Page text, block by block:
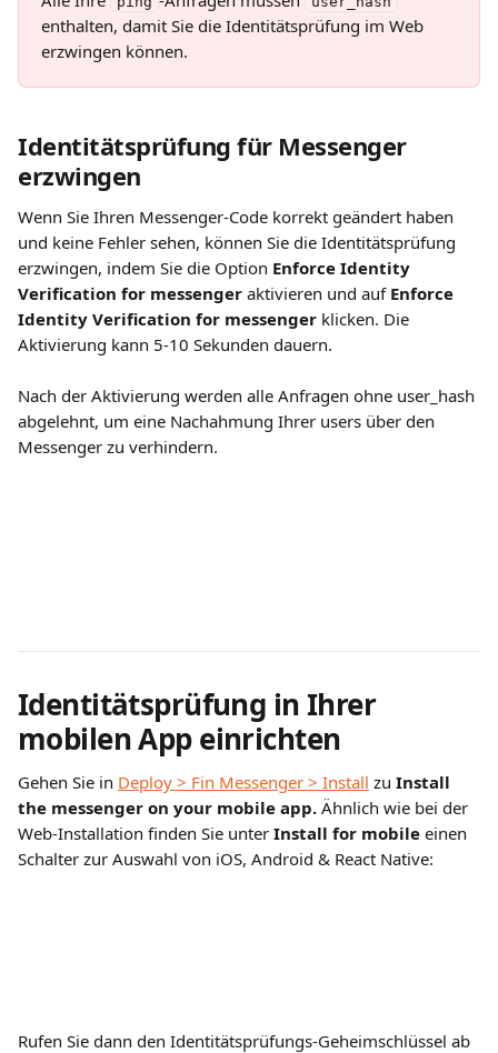
enthalten, damit Sie die Identitätsprüfung im Web
erzwingen können.
Identitätsprüfung für Messenger
erzwingen
Wenn Sie Ihren Messenger-Code korrekt geändert haben
und keine Fehler sehen, können Sie die Identitätsprüfung
erzwingen, indem Sie die Option Enforce Identity
Verification for messenger aktivieren und auf Enforce
Identity Verification for messenger klicken. Die
Aktivierung kann 5-10 Sekunden dauern.
Nach der Aktivierung werden alle Anfragen ohne user_hash
abgelehnt, um eine Nachahmung Ihrer users über den
Messenger zu verhindern.
Identitätsprüfung in Ihrer
mobilen App einrichten
Gehen Sie in Deploy > Fin Messenger > Install zu Install
the messenger on your mobile app. Ähnlich wie bei der
Web-Installation finden Sie unter Install for mobile einen
Schalter zur Auswahl von iOS, Android & React Native:
Rufen Sie dann den Identitätsprüfungs-Geheimschlüssel ab